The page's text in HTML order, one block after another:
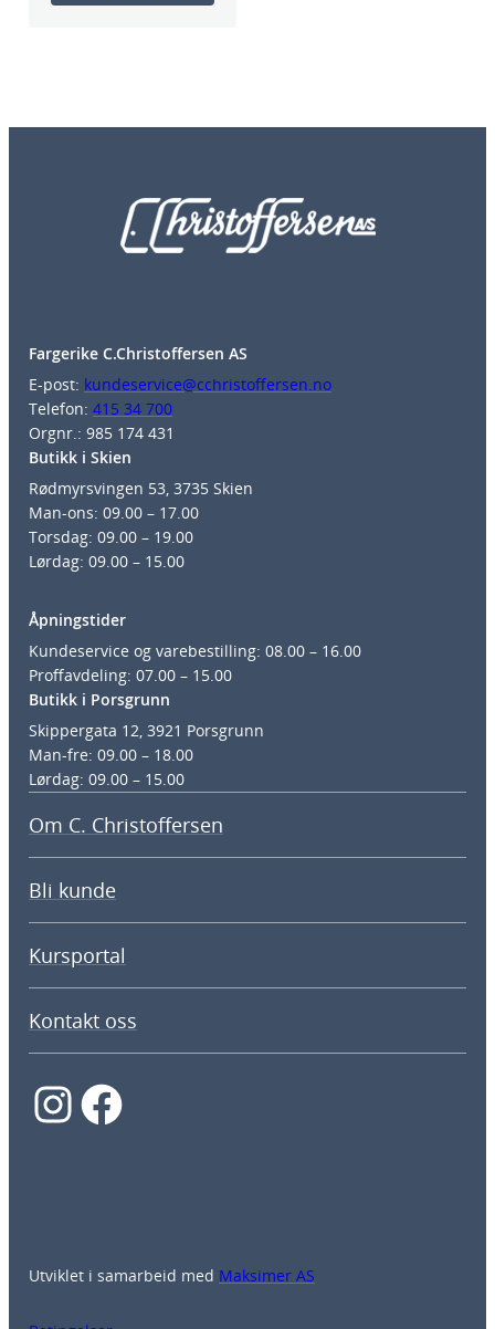
Fargerike C.Christoffersen AS
E-post: kundeservice@cchristoffersen.no
Telefon: 415 34 700
Orgnr.: 985 174 431
Butikk i Skien
Rødmyrsvingen 53, 3735 Skien
Man-ons: 09.00 – 17.00
Torsdag: 09.00 – 19.00
Lørdag: 09.00 – 15.00
Åpningstider
Kundeservice og varebestilling: 08.00 – 16.00
Proffavdeling: 07.00 – 15.00
Butikk i Porsgrunn
Skippergata 12, 3921 Porsgrunn
Man-fre: 09.00 – 18.00
Lørdag: 09.00 – 15.00
Om C. Christoffersen
Bli kunde
Kursportal
Kontakt oss
InstagramFacebook
Utviklet i samarbeid med Maksimer AS